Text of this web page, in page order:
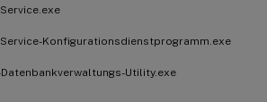
Konfigurationsdienstprogramm.exe
Utility.exe